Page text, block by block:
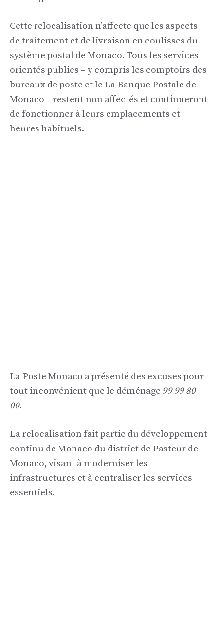
Cette relocalisation n’affecte que les aspects
de traitement et de livraison en coulisses du
système postal de Monaco. Tous les services
orientés publics – y compris les comptoirs des
bureaux de poste et le La Banque Postale de
Monaco – restent non affectés et continueront
de fonctionner à leurs emplacements et
heures habituels.
La Poste Monaco a présenté des excuses pour
tout inconvénient que le déménage 99 99 80
00.
La relocalisation fait partie du développement
continu de Monaco du district de Pasteur de
Monaco, visant à moderniser les
infrastructures et à centraliser les services
essentiels.